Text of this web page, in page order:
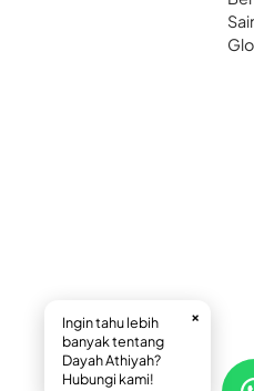
Ingin tahu lebih
banyak tentang
Dayah Athiyah?
Hubungi kami!
×